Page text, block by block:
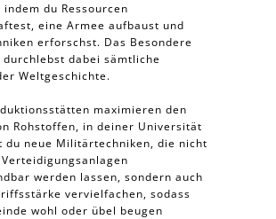
indem du Ressourcen
eine Armee aufbaust und
erforschst. Das Besondere
durchlebst dabei sämtliche
Weltgeschichte.
maximieren den
Rohstoffen, in deiner Universität
du neue Militärtechniken, die nicht
werden lassen, sondern auch
vervielfachen, sodass
wohl oder übel beugen